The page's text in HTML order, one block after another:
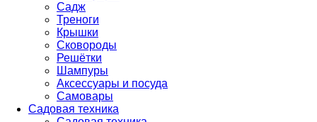
Садж
Треноги
Крышки
Сковороды
Решётки
Шампуры
Аксессуары и посуда
Самовары
Садовая техника